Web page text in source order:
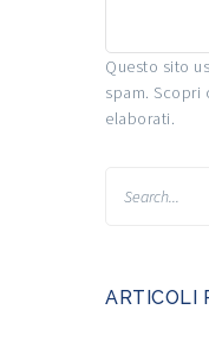
Questo sito
spam. Scopri
elaborati.
ARTICOLI